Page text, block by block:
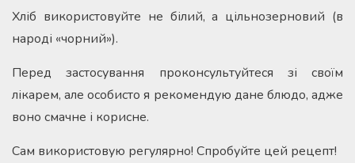
Хліб використовуйте не білий, а цільнозерновий (в
народі «чорний»).
Перед застосування проконсультуйтеся зі своїм
лікарем, але особисто я рекомендую дане блюдо, адже
воно смачне і корисне.
Сам використовую регулярно! Спробуйте цей рецепт!